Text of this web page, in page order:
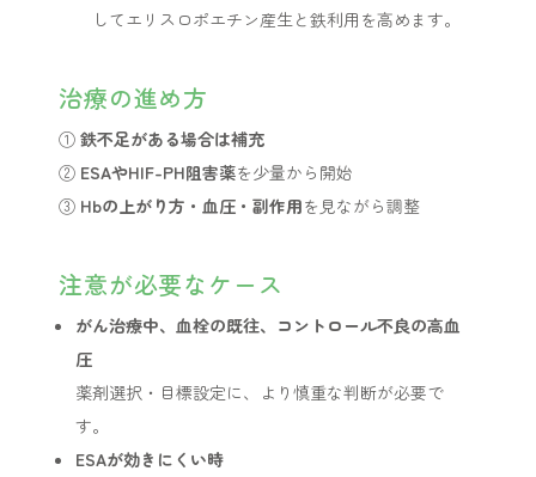
してエリスロポエチン産生と鉄利用を高めます。
治療の進め方
①鉄不足がある場合は補充
② ESAやHIF-PH阻害薬を少量から開始
③ Hbの上がり方・血圧・副作用を見ながら調整
注意が必要なケース
がん治療中、血栓の既往、コントロール不良の高血
圧
薬剤選択・目標設定に、より慎重な判断が必要で
す。
ESAが効きにくい時